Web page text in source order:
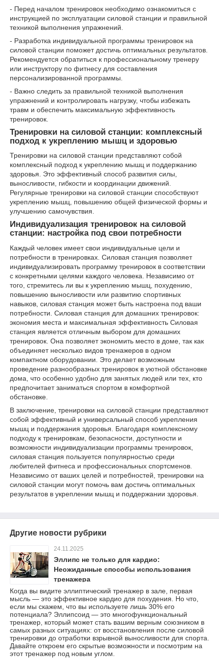
- Перед началом тренировок необходимо ознакомиться с
инструкцией по эксплуатации силовой станции и правильной
техникой выполнения упражнений.
- Разработка индивидуальной программы тренировок на
силовой станции поможет достичь оптимальных результатов.
Рекомендуется обратиться к профессиональному тренеру
или инструктору по фитнесу для составления
персонализированной программы.
- Важно следить за правильной техникой выполнения
упражнений и контролировать нагрузку, чтобы избежать
травм и обеспечить максимальную эффективность
тренировок.
Тренировки на силовой станции: комплексный
подход к укреплению мышц и здоровью
Тренировки на силовой станции представляют собой
комплексный подход к укреплению мышц и поддержанию
здоровья. Это эффективный способ развития силы,
выносливости, гибкости и координации движений.
Регулярные тренировки на силовой станции способствуют
укреплению мышц, повышению общей физической формы и
улучшению самочувствия.
Индивидуализация тренировок на силовой
станции: настройка под свои потребности
Каждый человек имеет свои индивидуальные цели и
потребности в тренировках. Силовая станция позволяет
индивидуализировать программу тренировок в соответствии
с конкретными целями каждого человека. Независимо от
того, стремитесь ли вы к укреплению мышц, похудению,
повышению выносливости или развитию спортивных
навыков, силовая станция может быть настроена под ваши
потребности. Силовая станция для домашних тренировок:
экономия места и максимальная эффективность Силовая
станция является отличным выбором для домашних
тренировок. Она позволяет экономить место в доме, так как
объединяет несколько видов тренажеров в одном
компактном оборудовании. Это делает возможным
проведение разнообразных тренировок в уютной обстановке
дома, что особенно удобно для занятых людей или тех, кто
предпочитает заниматься спортом в комфортной
обстановке.
В заключение, тренировки на силовой станции представляют
собой эффективный и универсальный способ укрепления
мышц и поддержания здоровья. Благодаря комплексному
подходу к тренировкам, безопасности, доступности и
возможности индивидуализации программы тренировок,
силовая станция пользуется популярностью среди
любителей фитнеса и профессиональных спортсменов.
Независимо от ваших целей и потребностей, тренировки на
силовой станции могут помочь вам достичь оптимальных
результатов в укреплении мышц и поддержании здоровья.
Другие новости рубрики
24.11.2025
Эллипс не только для кардио:
Неожиданные способы использования
тренажера
Когда вы видите эллиптический тренажер в зале, первая
мысль — это эффективное кардио для похудения. Но что,
если мы скажем, что вы используете лишь 30% его
потенциала? Эллипсоид — это многофункциональный
тренажер, который может стать вашим верным союзником в
самых разных ситуациях: от восстановления после силовой
тренировки до отработки взрывной выносливости для спорта.
Давайте откроем его скрытые возможности и посмотрим на
этот тренажер под новым углом.